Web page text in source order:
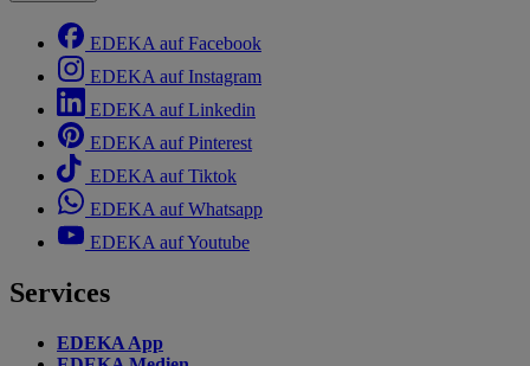
EDEKA auf Facebook
EDEKA auf Instagram
EDEKA auf Linkedin
EDEKA auf Pinterest
EDEKA auf Tiktok
EDEKA auf Whatsapp
EDEKA auf Youtube
Services
EDEKA App